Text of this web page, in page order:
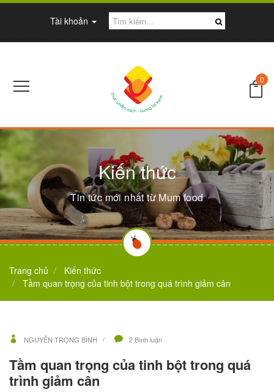
Tài khoản
0
Kiến thức
Tin tức mới nhất từ Mum food
Trang chủ
Kiến thức
Tầm quan trọng của tinh bột trong quá trình giảm cân
NGUYỄN TRỌNG BÌNH 2 Bình luận
Tầm quan trọng của tinh bột trong quá
trình giảm cân